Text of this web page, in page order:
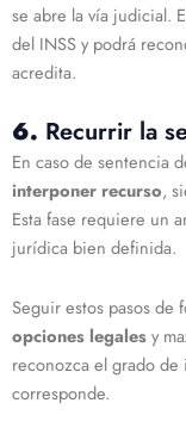
se abre la vía judicial.
del INSS y podrá
acredita.
6. Recurrir la
En caso de sentencia
interponer recurso,
Esta fase requiere un
jurídica bien definida.
Seguir estos pasos de
opciones legalesy
reconozca el grado
corresponde.